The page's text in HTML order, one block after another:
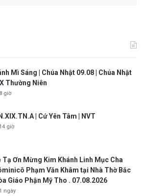
Mì Sáng | Chúa Nhật 09.08 | Chúa Nhật
Thường Niên
8 giờ
| Cứ Yên Tâm | NVT
14 giờ
Tạ Ơn Mừng Kim Khánh Linh Mục Cha
Phạm Văn Khâm tại Nhà Thờ Bắc
Giáo Phận Mỹ Tho . 07.08.2026
1 ngày